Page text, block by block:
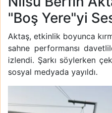
"Boş Yere"yi
Aktaş, etkinlik boyunca
sahne performansı
izlendi. Şarkı söylerken
sosyal medyada yayıldı.